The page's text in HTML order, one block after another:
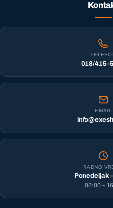
018/415-
EMAIL
RADNO
Ponedeljak
08:00 –